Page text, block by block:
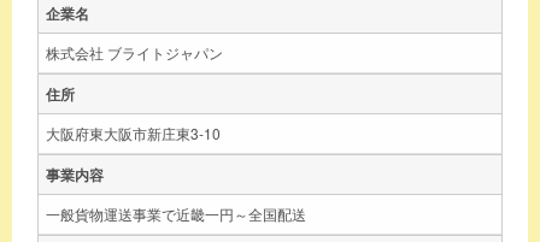
企業名
株式会社 ブライトジャパン
住所
大阪府東大阪市新庄東3-10
事業内容
一般貨物運送事業で近畿一円～全国配送